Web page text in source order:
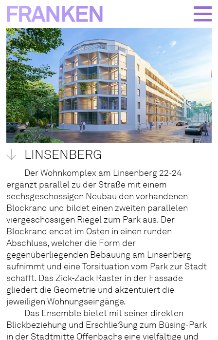
LINSENBERG
Der Wohnkomplex am Linsenberg 22-24
ergänzt parallel zu der Straße mit einem
sechsgeschossigen Neubau den vorhandenen
Blockrand und bildet einen zweiten parallelen
viergeschossigen Riegel zum Park aus. Der
Blockrand endet im Osten in einen runden
Abschluss, welcher die Form der
gegenüberliegenden Bebauung am Linsenberg
aufnimmt und eine Torsituation vom Park zur Stadt
schafft. Das Zick-Zack Raster in der Fassade
gliedert die Geometrie und akzentuiert die
jeweiligen Wohnungseingänge.
Das Ensemble bietet mit seiner direkten
Blickbeziehung und Erschließung zum Büsing-Park
in der Stadtmitte Offenbachs eine vielfältige und
PROJECTS
COMPANY
MORE